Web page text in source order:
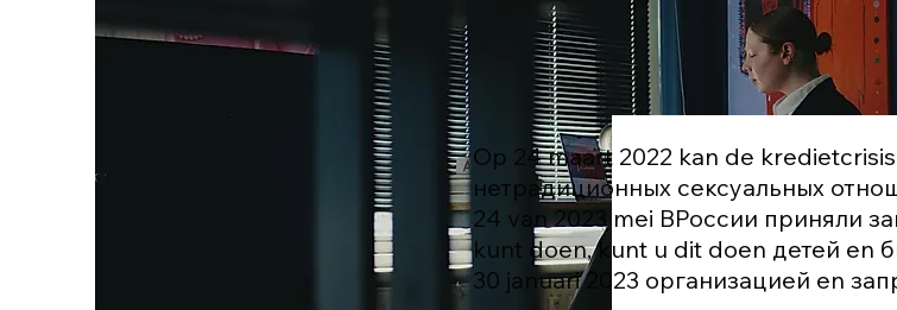
Op 24 maart 2022 kan de
нетрадиционных сексуальных
24 van 2023 mei ВРоссии приняли
kunt doen, kunt u dit doen детей en
30 januari 2023 организацией en